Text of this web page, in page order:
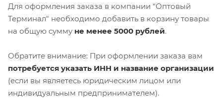
Для оформления заказа в компании "Оптовый
Терминал" необходимо добавить в корзину товары
на общую сумму не менее 5000 рублей.
Обратите внимание: При оформлении заказа вам
потребуется указать ИНН и название организации
(если вы являетесь юридическим лицом или
индивидуальным предпринимателем).